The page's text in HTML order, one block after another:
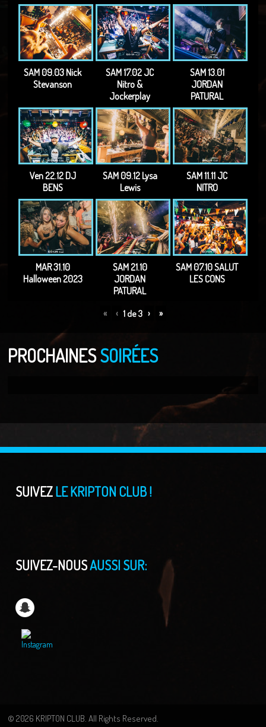
SAM 09.03 Nick
Stevanson
SAM 17.02 JC
Nitro &
Jockerplay
SAM 13.01
JORDAN
PATURAL
Ven 22.12 DJ
BENS
SAM 09.12 Lysa
Lewis
SAM 11.11 JC
NITRO
MAR 31.10
Halloween 2023
SAM 21.10
JORDAN
PATURAL
SAM 07.10 SALUT
LES CONS
« ‹ 1de3 › »
PROCHAINESSOIRÉES
SUIVEZLE KRIPTON CLUB !
SUIVEZ-NOUSAUSSI SUR:
© 2026 KRIPTON CLUB. All Rights Reserved.